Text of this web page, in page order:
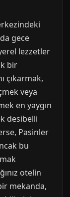
gece
lezzetler
bir
çıkarmak,
veya
en yaygın
desibelli
Pasinler
bu
otelin
mekanda,